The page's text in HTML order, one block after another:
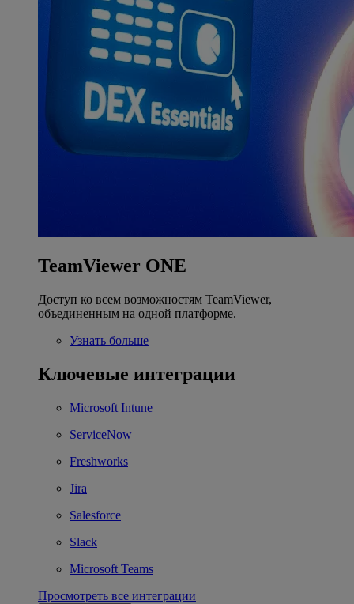
TeamViewer ONE
Доступ ко всем возможностям TeamViewer,
объединенным на одной платформе.
Узнать больше
Ключевые интеграции
Microsoft Intune
ServiceNow
Freshworks
Jira
Salesforce
Slack
Microsoft Teams
Просмотреть все интеграции